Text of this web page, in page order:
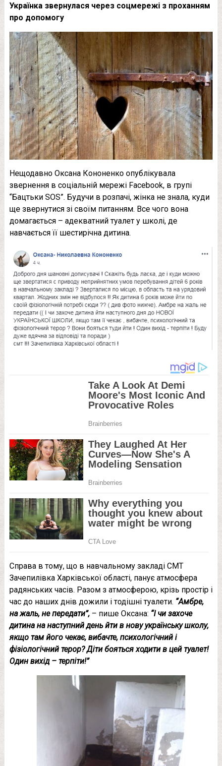
Українка звернулася через соцмережі з проханням
про допомогу
Нещодавно Оксана Кононенко опублікувала
звернення в соціальній мережі Facebook, в групі
“Бацтьки SOS”. Будучи в розпачі, жінка не знала, куди
ще звернутися зі своїм питанням. Все чого вона
домагається – адекватний туалет у школі, де
навчається її шестирічна дитина.
Справа в тому, що в навчальному закладі СМТ
Зачепилівка Харківської області, панує атмосфера
радянських часів. Разом з атмосферою, крізь простір і
час до наших днів дожили і тодішні туалети. “Амбре,
на жаль, не передати”,– пише Оксана: “І чи захоче
дитина на наступний день йти в нову українську школу,
якщо там його чекає, вибачте, психологічний і
фізіологічний терор? Діти бояться ходити в цей туалет!
Один вихід – терпіти!”